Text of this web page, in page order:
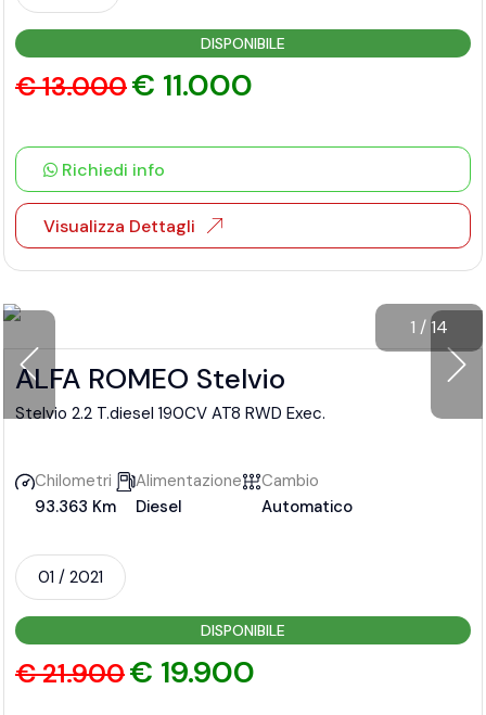
DISPONIBILE
€ 13.000€ 11.000
Richiedi info
Visualizza Dettagli
1 /14
ALFA ROMEO Stelvio
Stelvio 2.2 T.diesel 190CV AT8 RWD Exec.
Chilometri
93.363 Km
Alimentazione
Diesel
Cambio
Automatico
01 / 2021
DISPONIBILE
€ 21.900€ 19.900